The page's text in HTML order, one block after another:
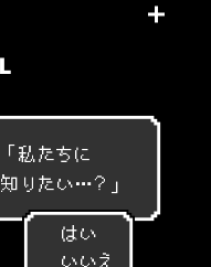
私 たちに
知 り た い…？ 」
はい
いいえ